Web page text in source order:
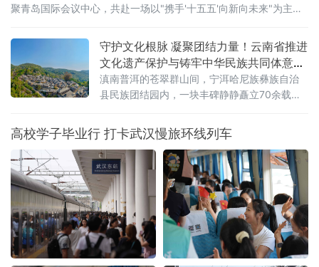
聚青岛国际会议中心，共赴一场以"携手'十五五'向新向未来"为主题
守护文化根脉 凝聚团结力量！云南省推进
文化遗产保护与铸牢中华民族共同体意识
深度融合
滇南普洱的苍翠群山间，宁洱哈尼族彝族自治
县民族团结园内，一块丰碑静静矗立70余载。
誓词碑，镌刻着云南26个世居民族“从此我们一
心一德，团结到底，在中国共产党的领导下，
誓为建设平等自由幸福的大家庭而奋斗”的铮铮
誓言。它是云南各民族手足相亲、守望相助的
历史见证，更是全省深耕文化遗产保护、活化
文脉资源、铸牢中华
高校学子毕业行 打卡武汉慢旅环线列车